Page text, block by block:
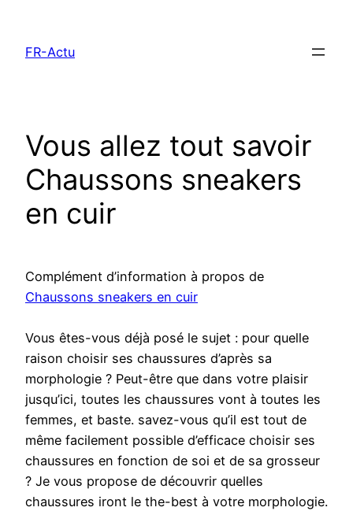
contenu
FR-Actu
Vous allez tout savoir
Chaussons sneakers
en cuir
Complément d’information à propos de
Chaussons sneakers en cuir
Vous êtes-vous déjà posé le sujet : pour quelle
raison choisir ses chaussures d’après sa
morphologie ? Peut-être que dans votre plaisir
jusqu’ici, toutes les chaussures vont à toutes les
femmes, et baste. savez-vous qu’il est tout de
même facilement possible d’efficace choisir ses
chaussures en fonction de soi et de sa grosseur
? Je vous propose de découvrir quelles
chaussures iront le the-best à votre morphologie.